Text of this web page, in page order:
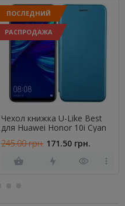
ПОСЛЕДНИЙ
РАСПРОДАЖА
Чехол книжка U-Like Best
для Huawei Honor 10i Cyan
245.00 грн. 171.50 грн.